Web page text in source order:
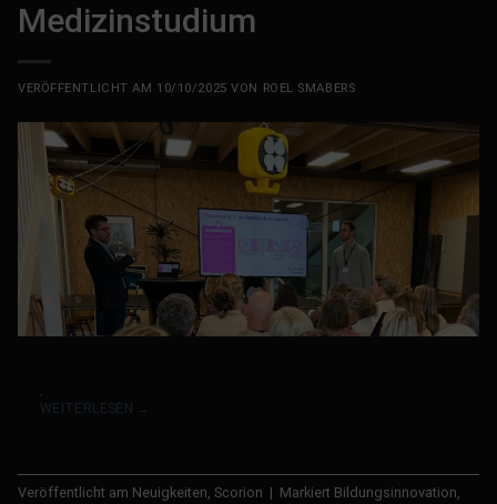
Medizinstudium
VERÖFFENTLICHT AM 10/10/2025 VON ROEL SMABERS
WEITERLESEN →
Veröffentlicht am Neuigkeiten Scorion | Markiert Bildungsinnovation